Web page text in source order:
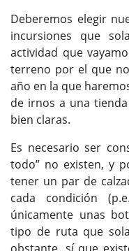
Deberemos elegir
incursiones que
actividad que
terreno por el que
año en la que
de irnos a una
bien claras.
Es necesario ser
todo” no existen, y
tener un par de
cada condición
únicamente unas
tipo de ruta que